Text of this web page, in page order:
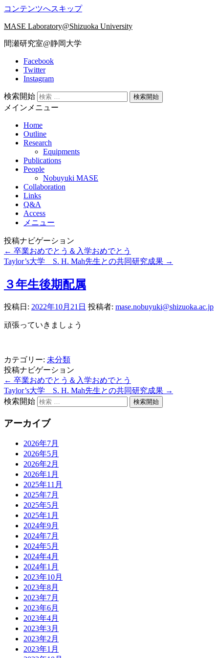
コンテンツへスキップ
MASE Laboratory@Shizuoka University
間瀬研究室@静岡大学
Facebook
Twitter
Instagram
検索開始
メインメニュー
Home
Outline
Research
Equipments
Publications
People
Nobuyuki MASE
Collaboration
Links
Q&A
Access
メニュー
投稿ナビゲーション
← 卒業おめでとう＆入学おめでとう
Taylor’s大学 S. H. Mah先生との共同研究成果 →
３年生後期配属
投稿日: 2022年10月21日 投稿者: mase.nobuyuki@shizuoka.ac.jp
頑張っていきましょう
カテゴリー: 未分類
投稿ナビゲーション
← 卒業おめでとう＆入学おめでとう
Taylor’s大学 S. H. Mah先生との共同研究成果 →
検索開始
アーカイブ
2026年7月
2026年5月
2026年2月
2026年1月
2025年11月
2025年7月
2025年5月
2025年1月
2024年9月
2024年7月
2024年5月
2024年4月
2024年1月
2023年10月
2023年8月
2023年7月
2023年6月
2023年4月
2023年3月
2023年2月
2023年1月